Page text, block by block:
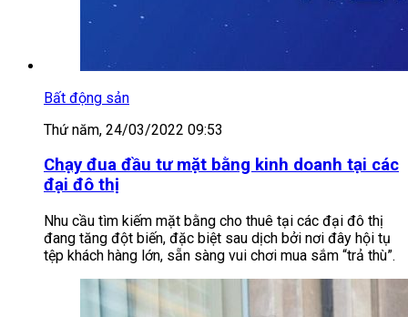
Bất động sản
Thứ năm, 24/03/2022 09:53
Chạy đua đầu tư mặt bằng kinh doanh tại các
đại đô thị
Nhu cầu tìm kiếm mặt bằng cho thuê tại các đại đô thị
đang tăng đột biến, đặc biệt sau dịch bởi nơi đây hội tụ
tệp khách hàng lớn, sẵn sàng vui chơi mua sắm “trả thù”.